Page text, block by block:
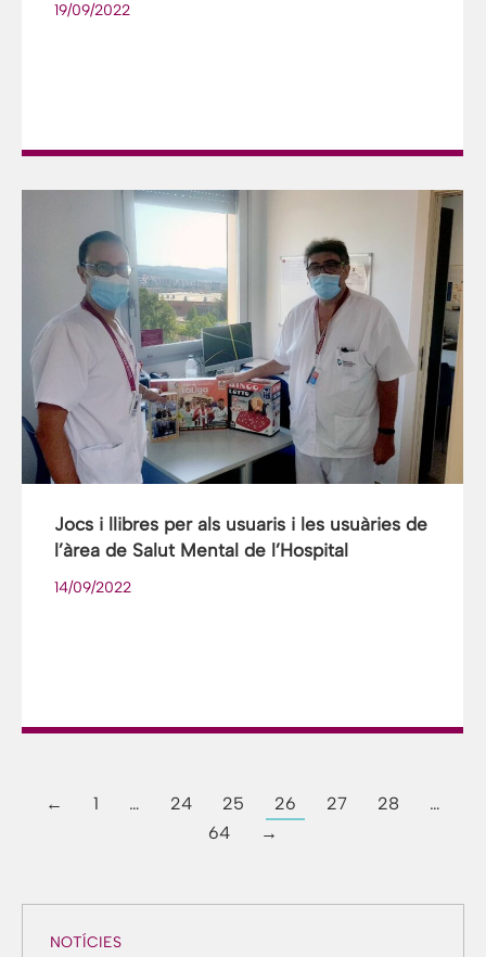
19/09/2022
Jocs i llibres per als usuaris i les usuàries de
l’àrea de Salut Mental de l’Hospital
14/09/2022
← 1 … 24 25 26 27 28
…
64
→
NOTÍCIES